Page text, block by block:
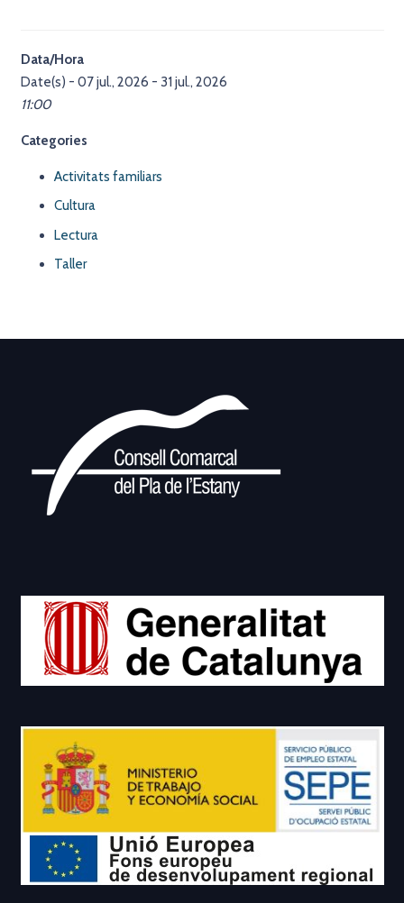
Data/Hora
Date(s) - 07 jul., 2026 - 31 jul., 2026
11:00
Categories
Activitats familiars
Cultura
Lectura
Taller